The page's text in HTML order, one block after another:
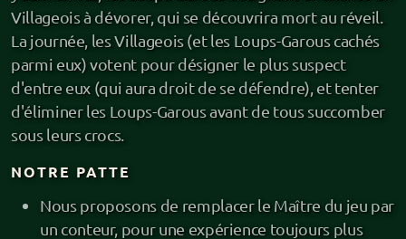
Villageois à dévorer, qui se découvrira mort au réveil.
La journée, les Villageois (et les Loups-Garous cachés
parmi eux) votent pour désigner le plus suspect
d'entre eux (qui aura droit de se défendre), et tenter
d'éliminer les Loups-Garous avant de tous succomber
sous leurs crocs.
NOTRE PATTE
Nous proposons de remplacer le Maître du jeu par
un conteur, pour une expérience toujours plus
Paroles de banquet
Crieur public
Règlement de contes
Cercle de contes
Stand sur les marchés
Loups-Garous (jeu immersif)